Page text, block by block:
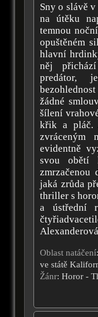
Sny o slávě
na útěku
temnou
opuštěném
hlavní
něj
predátor,
žádné
šílení
křik a pláč.
zvráceným
evidentně
svou obětí
zmrzačenou
jaká zrůda
thriller s
a ústřední
Oblast natáčení
ve státě
Žánr: Horor -